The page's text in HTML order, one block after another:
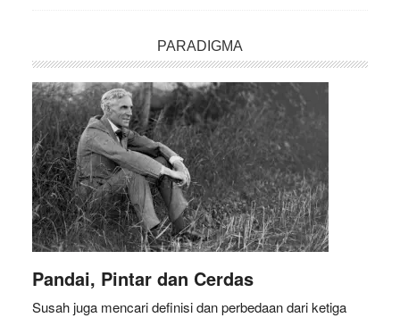
PARADIGMA
Pandai, Pintar dan Cerdas
Susah juga mencari definisi dan perbedaan dari ketiga